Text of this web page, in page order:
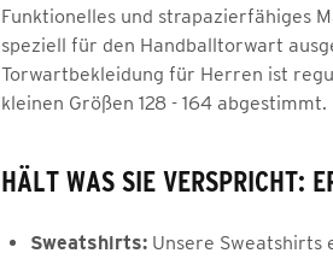
Funktionelles und strapazierfähiges
speziell für den Handballtorwart
Torwartbekleidung für Herren ist
kleinen Größen 128 - 164 abgestimmt.
HÄLT WAS SIE VERSPRICHT:
Sweatshirts: Unsere Sweatshirts